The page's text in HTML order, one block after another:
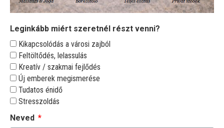
Leginkább miért szeretnél részt venni?
Kikapcsolódás a városi zajból
Feltöltődés, lelassulás
Kreatív / szakmai fejlődés
Új emberek megismerése
Tudatos énidő
Stresszoldás
Neved